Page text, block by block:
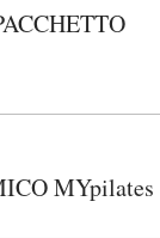
MYpilates